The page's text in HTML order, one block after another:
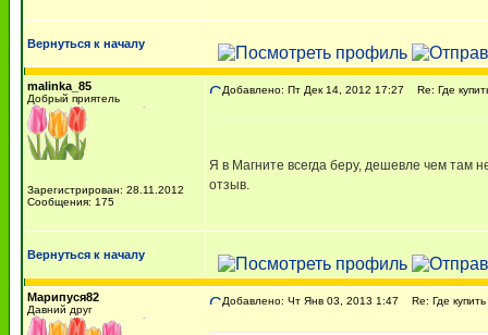
Вернуться к началу
malinka_85
Добрый приятель
Зарегистрирован: 28.11.2012
Сообщения: 175
Добавлено: Пт Дек 14, 2012 17:27 Re: Где
Я в Магните всегда беру, дешевле чем там
отзыв.
Вернуться к началу
Марипуся82
Давний друг
Добавлено: Чт Янв 03, 2013 1:47 Re: Где